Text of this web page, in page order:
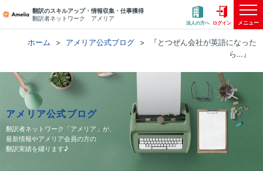
翻訳のスキルアップ・情報収集・仕事獲得
翻訳者ネットワーク アメリア
法人の方へ ログイン メニュー
ホーム アメリア公式ブログ
『とつぜん会社が英語になった
ら…』
アメリア公式ブログ
翻訳者ネットワーク「アメリア」が、
最新情報やアメリア会員の方の
翻訳実績を綴ります♪